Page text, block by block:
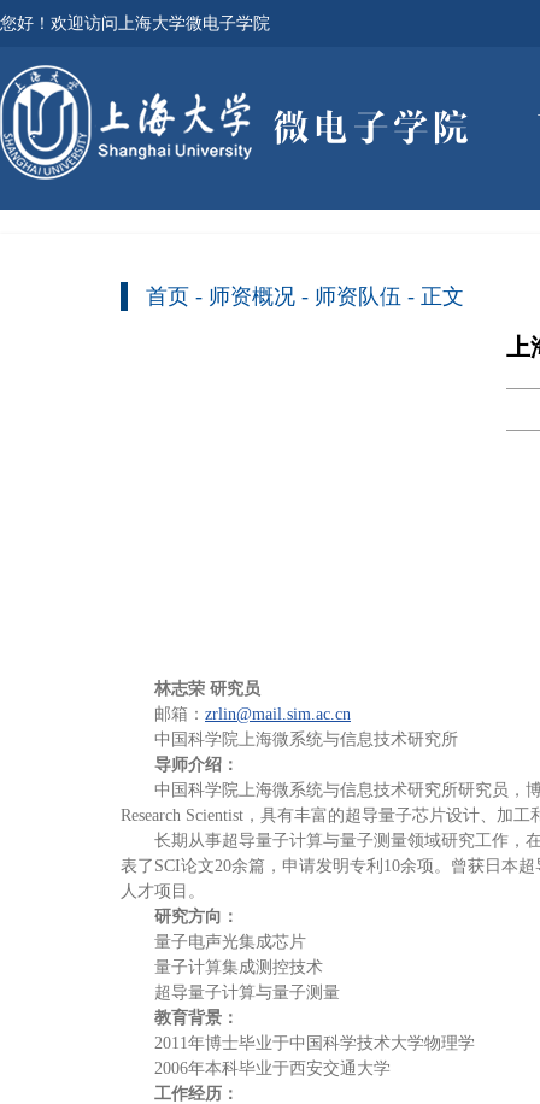
您好！欢迎访问上海大学微电子学院
首页 - 师资概况 - 师资队伍 - 正文
上
林志荣 研究员
邮箱： zrlin@mail.sim.ac.cn
中国科学院上海微系统与信息技术研究所
导师介绍：
中国科学院上海微系统与信息技术研究所研究员，
Research Scientist，具有丰富的超导量子芯片设计、加
长期从事超导量子计算与量子测量领域研究工作，
表了SCI论文20余篇，申请发明专利10余项。曾获日本
人才项目。
研究方向：
量子电声光集成芯片
量子计算集成测控技术
超导量子计算与量子测量
教育背景：
2011年博士毕业于中国科学技术大学物理学
2006年本科毕业于西安交通大学
工作经历：